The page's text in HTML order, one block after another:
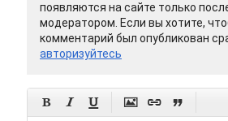
появляются на сайте только
модератором. Если вы хотите,
комментарий был опубликован
авторизуйтесь
     